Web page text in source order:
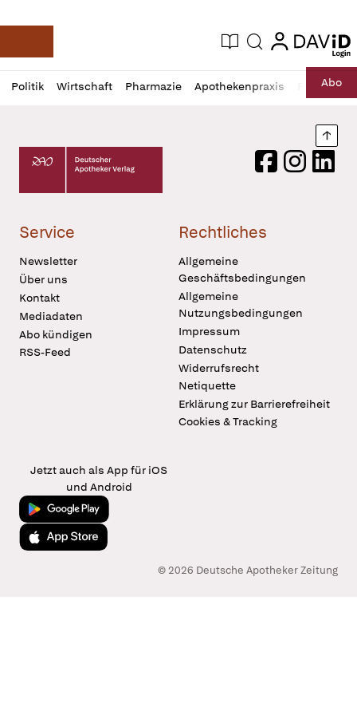
Deutsche Apotheker Zeitung
Aktuelle Ausgabe
Suche login
login
Politik Wirtschaft Pharmazie Apothekenpraxis RechtAbo
Profil
öffnen
Daz
Pur
Deutscher Apotheker Verlag Logo
FacebookInstagram
Service
Newsletter
Über uns
Kontakt
Mediadaten
Abo kündigen
RSS-Feed
Rechtliches
Allgemeine
Geschäftsbedingungen
Allgemeine
Nutzungsbedingungen
Impressum
Datenschutz
Widerrufsrecht
Netiquette
Erklärung zur Barrierefreiheit
Cookies & Tracking
Jetzt auch als App für iOS
und Android
Jetzt bei Google Play
Laden im App Store
© 2026 Deutsche Apotheker Zeitung